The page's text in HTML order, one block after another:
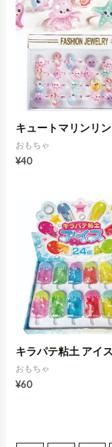
キュートマリンリ
おもちゃ
¥40
キラパテ粘土 アイス
おもちゃ
¥60